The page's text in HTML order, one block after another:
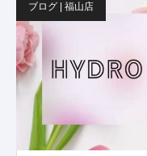
ブログ | 福山店